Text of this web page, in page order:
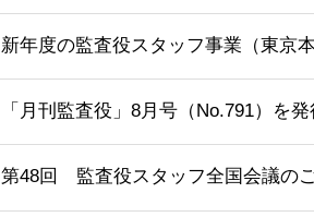
新年度の監査役スタッフ事業（東京
「月刊監査役」8月号（No.791）を発
第48回 監査役スタッフ全国会議の